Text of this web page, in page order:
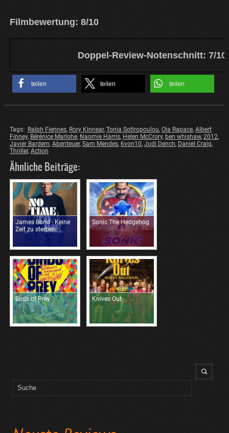
Filmbewertung: 8/10
Doppel-Review-Notenschnitt: 7/10
teilen teilen teilen
Tags: Ralph Fiennes, Rory Kinnear, Tonia Sotiropoulou, Ola Rapace, Albert
Finney, Bérénice Marlohe, Naomie Harris, Helen McCrory, ben whishaw, 2012,
Javier Bardem, Abenteuer, Sam Mendes, 6von10, Judi Dench, Daniel Craig,
Thriller, Action
Ähnliche Beiträge:
James Bond - Keine
Zeit zu sterben
Sonic The Hedgehog
Birds of Prey Knives Out